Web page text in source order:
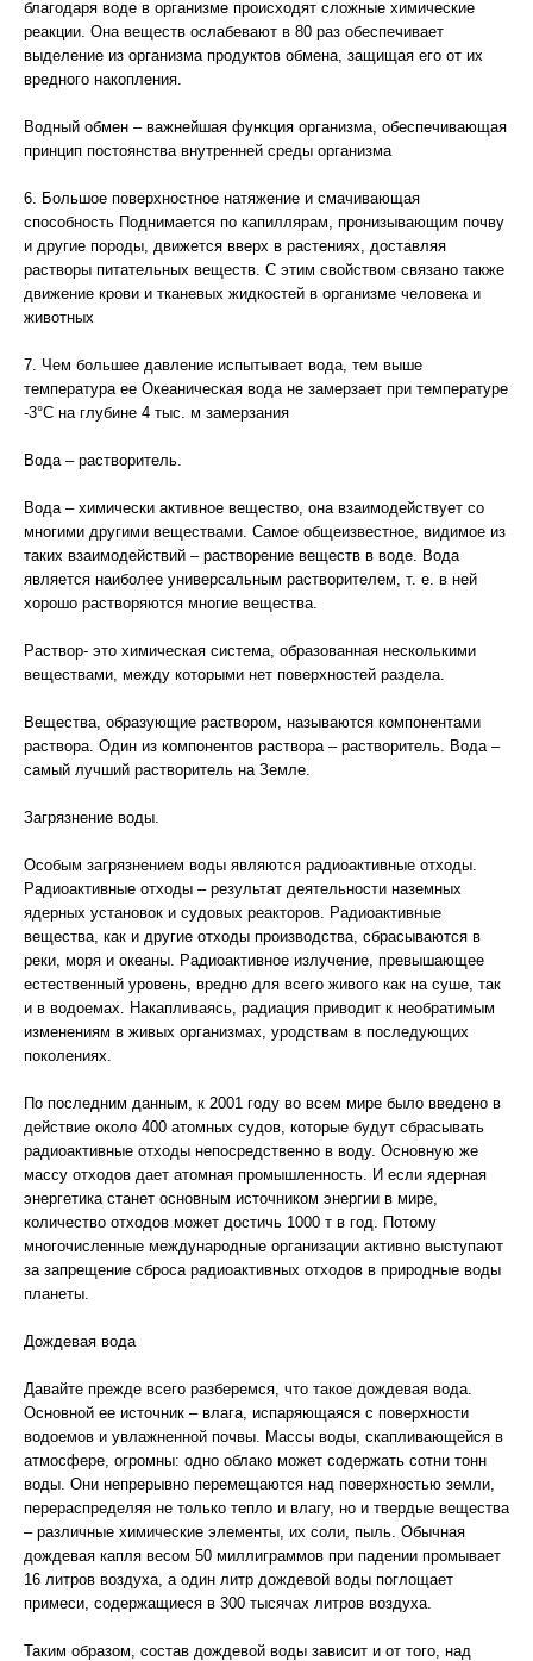
благодаря воде в организме происходят сложные химические
реакции. Она веществ ослабевают в 80 раз обеспечивает
выделение из организма продуктов обмена, защищая его от их
вредного накопления.
Водный обмен – важнейшая функция организма, обеспечивающая
принцип постоянства внутренней среды организма
6. Большое поверхностное натяжение и смачивающая
способность Поднимается по капиллярам, пронизывающим почву
и другие породы, движется вверх в растениях, доставляя
растворы питательных веществ. С этим свойством связано также
движение крови и тканевых жидкостей в организме человека и
животных
7. Чем большее давление испытывает вода, тем выше
температура ее Океаническая вода не замерзает при температуре
-3°С на глубине 4 тыс. м замерзания
Вода – растворитель.
Вода – химически активное вещество, она взаимодействует со
многими другими веществами. Самое общеизвестное, видимое из
таких взаимодействий – растворение веществ в воде. Вода
является наиболее универсальным растворителем, т. е. в ней
хорошо растворяются многие вещества.
Раствор- это химическая система, образованная несколькими
веществами, между которыми нет поверхностей раздела.
Вещества, образующие раствором, называются компонентами
раствора. Один из компонентов раствора – растворитель. Вода –
самый лучший растворитель на Земле.
Загрязнение воды.
Особым загрязнением воды являются радиоактивные отходы.
Радиоактивные отходы – результат деятельности наземных
ядерных установок и судовых реакторов. Радиоактивные
вещества, как и другие отходы производства, сбрасываются в
реки, моря и океаны. Радиоактивное излучение, превышающее
естественный уровень, вредно для всего живого как на суше, так
и в водоемах. Накапливаясь, радиация приводит к необратимым
изменениям в живых организмах, уродствам в последующих
поколениях.
По последним данным, к 2001 году во всем мире было введено в
действие около 400 атомных судов, которые будут сбрасывать
радиоактивные отходы непосредственно в воду. Основную же
массу отходов дает атомная промышленность. И если ядерная
энергетика станет основным источником энергии в мире,
количество отходов может достичь 1000 т в год. Потому
многочисленные международные организации активно выступают
за запрещение сброса радиоактивных отходов в природные воды
планеты.
Дождевая вода
Давайте прежде всего разберемся, что такое дождевая вода.
Основной ее источник – влага, испаряющаяся с поверхности
водоемов и увлажненной почвы. Массы воды, скапливающейся в
атмосфере, огромны: одно облако может содержать сотни тонн
воды. Они непрерывно перемещаются над поверхностью земли,
перераспределяя не только тепло и влагу, но и твердые вещества
– различные химические элементы, их соли, пыль. Обычная
дождевая капля весом 50 миллиграммов при падении промывает
16 литров воздуха, а один литр дождевой воды поглощает
примеси, содержащиеся в 300 тысячах литров воздуха.
Таким образом, состав дождевой воды зависит и от того, над